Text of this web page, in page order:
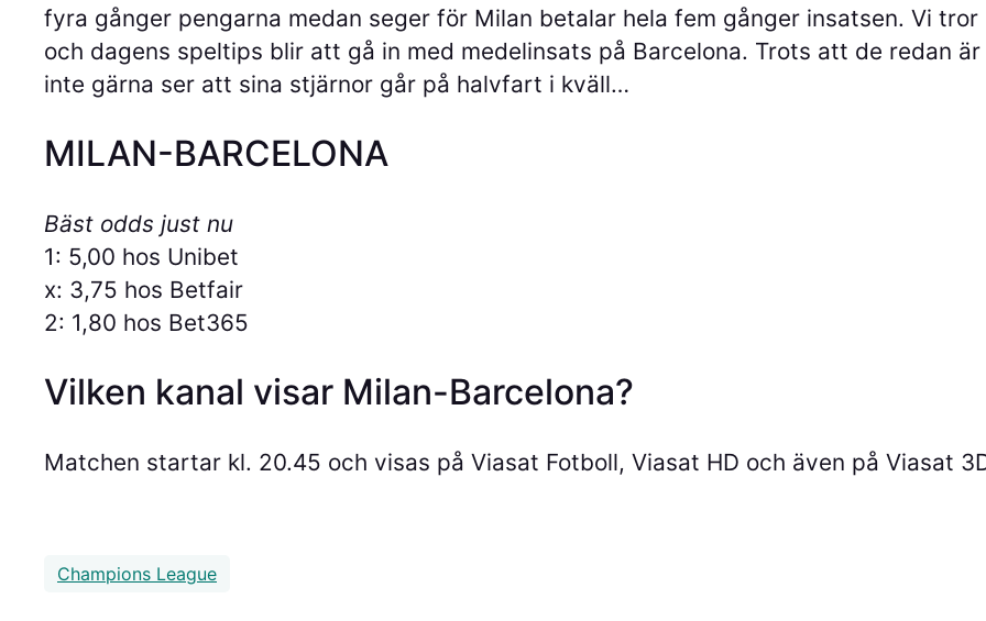
fyra gånger pengarna medan seger för Milan betalar hela fem gånger insatsen. Vi
och dagens speltips blir att gå in med medelinsats på Barcelona. Trots att de redan
inte gärna ser att sina stjärnor går på halvfart i kväll…
MILAN-BARCELONA
Bäst odds just nu
1: 5,00 hos Unibet
x: 3,75 hos Betfair
2: 1,80 hos Bet365
Vilken kanal visar Milan-Barcelona?
Matchen startar kl. 20.45 och visas på Viasat Fotboll, Viasat HD och även på Viasat
Champions League